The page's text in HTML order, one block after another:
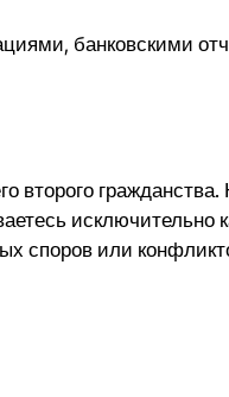
банковскими
второго
исключительно
споров или